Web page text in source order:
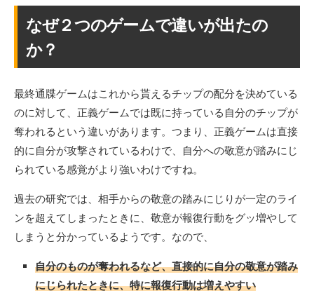
なぜ２つのゲームで違いが出たの
か？
最終通牒ゲームはこれから貰えるチップの配分を決めている
のに対して、正義ゲームでは既に持っている自分のチップが
奪われるという違いがあります。つまり、正義ゲームは直接
的に自分が攻撃されているわけで、自分への敬意が踏みにじ
られている感覚がより強いわけですね。
過去の研究では、相手からの敬意の踏みにじりが一定のライ
ンを超えてしまったときに、敬意が報復行動をグッ増やして
しまうと分かっているようです。なので、
自分のものが奪われるなど、直接的に自分の敬意が踏み
にじられたときに、特に報復行動は増えやすい